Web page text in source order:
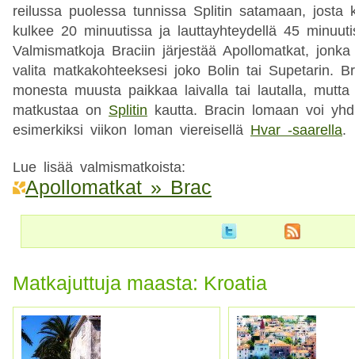
reilussa puolessa tunnissa Splitin satamaan, josta
kulkee 20 minuutissa ja lauttayhteydellä 45
Valmismatkoja Braciin järjestää Apollomatkat,
valita matkakohteeksesi joko Bolin tai Supetarin.
monesta muusta paikkaa laivalla tai lautalla, mutta
matkustaa on Splitin kautta. Bracin lomaan voi
esimerkiksi viikon loman viereisellä Hvar -saarella.
Lue lisää valmismatkoista:
Apollomatkat » Brac
Matkajuttuja maasta: Kroatia